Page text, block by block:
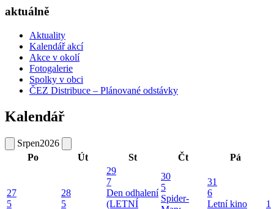
aktuálně
Aktuality
Kalendář akcí
Akce v okolí
Fotogalerie
Spolky v obci
ČEZ Distribuce – Plánované odstávky
Kalendář
Srpen2026
Po
Út St Čt Pá
27
5
28
5
29
7
Den odhalení
(LETNÍ
30
5
Spider-
31
6
Letní kino
1